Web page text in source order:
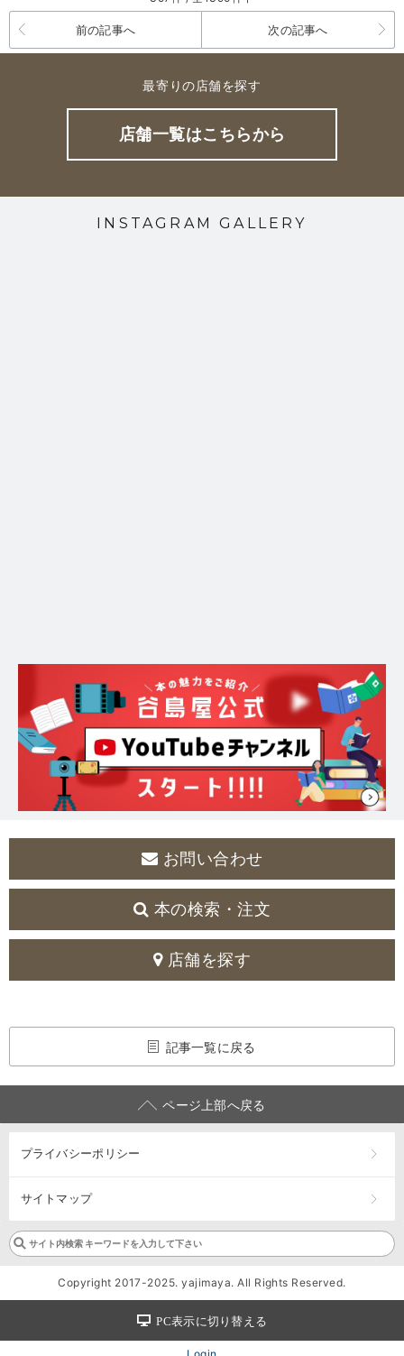
前の記事へ 次の記事へ
最寄りの店舗を探す
店舗一覧はこちらから
INSTAGRAM GALLERY
お問い合わせ
本の検索・注文
店舗を探す
記事一覧に戻る
ページ上部へ戻る
プライバシーポリシー
サイトマップ
Copyright 2017-2025. yajimaya. All Rights Reserved.
PC表示に切り替える